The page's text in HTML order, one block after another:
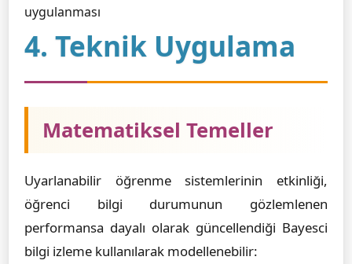
uygulanması
4. Teknik Uygulama
Matematiksel Temeller
Uyarlanabilir öğrenme sistemlerinin etkinliği,
öğrenci bilgi durumunun gözlemlenen
performansa dayalı olarak güncellendiği Bayesci
bilgi izleme kullanılarak modellenebilir: